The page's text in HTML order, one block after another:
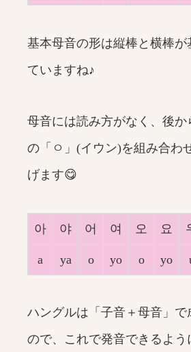
基本母音の形は縦棒と横棒
ていますね♪
母音には読み方がなく、後
の「ㅇ」(イウン)を組み合わ
げます😋
아 야 어 여 오 요
a ya o yo o yo
ハングルは「子音＋母音」で
ので、これで発音できるよう